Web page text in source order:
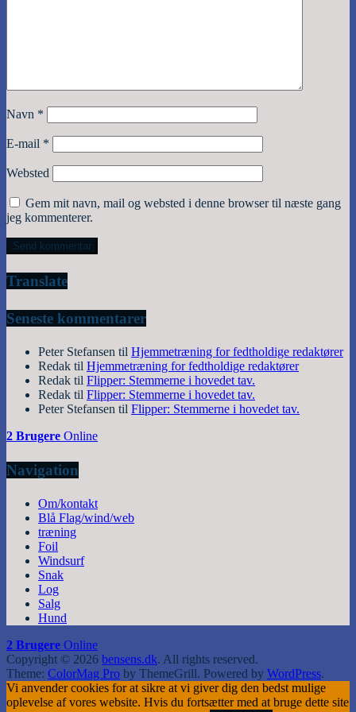
Navn *
E-mail *
Websted
Gem mit navn, mail og websted i denne browser til næste gang
jeg kommenterer.
Translate
Seneste kommentarer
Peter Stefansen til Hjemmetræning for fedtholdige redaktører
Redak til Hjemmetræning for fedtholdige redaktører
Redak til Flipper: Stemmerne i hovedet tav.
Redak til Flipper: Stemmerne i hovedet tav.
Peter Stefansen til Flipper: Stemmerne i hovedet tav.
2 Brugere Online
Navigation
Om/kontakt
Blå Flag/wind/web
træning
Foil
Windsurf
Snak
Log
Salg
Hund
2 Brugere Online
Copyright © 2026 bensens.dk. All rights reserved.
Theme: ColorMag Pro by ThemeGrill. Powered by WordPress.
Vi anvender cookies for at sikre at vi giver dig den bedst mulige
oplevelse af vores website. Hvis du fortsætter med at bruge dette site